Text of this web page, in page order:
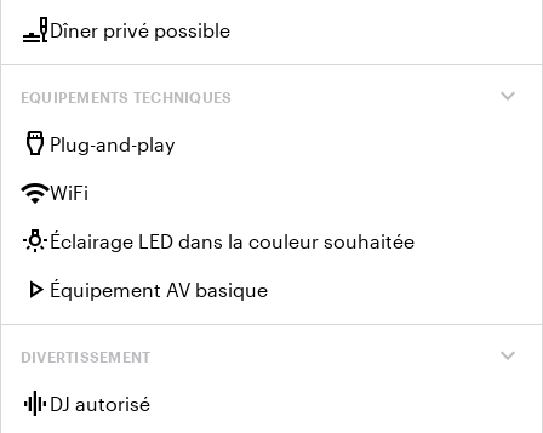
brunch_diningDîner privé possible
expand_more
EQUIPEMENTS TECHNIQUES
settings_input_hdmi Plug-and-play
wifiWiFi
wb_incandescentÉclairage LED dans la couleur souhaitée
play_arrow Équipement AV basique
expand_more
DIVERTISSEMENT
graphic_eq DJ autorisé